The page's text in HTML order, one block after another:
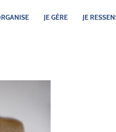
JE GÈRE JE